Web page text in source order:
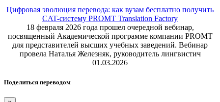
Цифровая эволюция перевода: как вузам бесплатно получить
CAT-систему PROMT Translation Factory
18 февраля 2026 года прошел очередной вебинар,
посвященный Академической программе компании PROMT
для представителей высших учебных заведений. Вебинар
провела Наталья Железняк, руководитель лингвистич
01.03.2026
Поделиться переводом